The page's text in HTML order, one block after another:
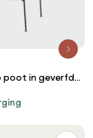
poot in geverfd
INAYA